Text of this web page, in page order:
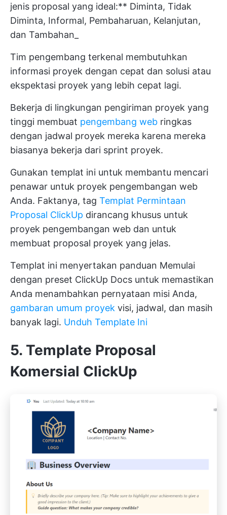
jenis proposal yang ideal:** Diminta, Tidak
Diminta, Informal, Pembaharuan, Kelanjutan,
dan Tambahan_
Tim pengembang terkenal membutuhkan
informasi proyek dengan cepat dan solusi atau
ekspektasi proyek yang lebih cepat lagi.
Bekerja di lingkungan pengiriman proyek yang
tinggi membuat pengembang web ringkas
dengan jadwal proyek mereka karena mereka
biasanya bekerja dari sprint proyek.
Gunakan templat ini untuk membantu mencari
penawar untuk proyek pengembangan web
Anda. Faktanya, tag Templat Permintaan
Proposal ClickUp dirancang khusus untuk
proyek pengembangan web dan untuk
membuat proposal proyek yang jelas.
Templat ini menyertakan panduan Memulai
dengan preset ClickUp Docs untuk memastikan
Anda menambahkan pernyataan misi Anda,
gambaran umum proyek visi, jadwal, dan masih
banyak lagi. Unduh Template Ini
5. Template Proposal
Komersial ClickUp